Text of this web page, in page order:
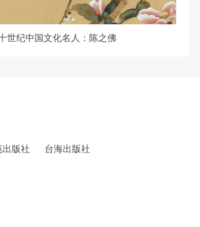
世纪中国文化名人：陈之佛
出版社 台海出版社